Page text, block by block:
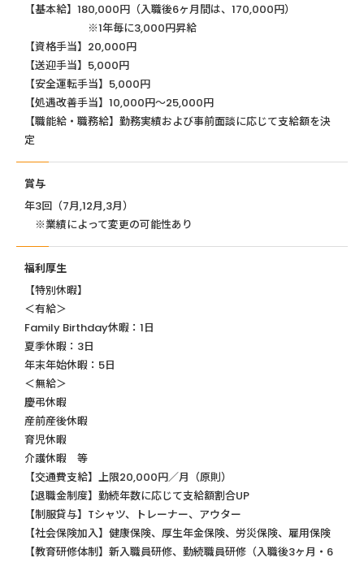
【基本給】180,000円（入職後6ヶ月間は、170,000円）
※1年毎に3,000円昇給
【資格手当】20,000円
【送迎手当】5,000円
【安全運転手当】5,000円
【処遇改善手当】10,000円～25,000円
【職能給・職務給】勤務実績および事前面談に応じて支給額を決
定
賞与
年3回（7月,12月,3月）
※業績によって変更の可能性あり
福利厚生
【特別休暇】
＜有給＞
Family Birthday休暇：1日
夏季休暇：3日
年末年始休暇：5日
＜無給＞
慶弔休暇
産前産後休暇
育児休暇
介護休暇 等
【交通費支給】上限20,000円／月（原則）
【退職金制度】勤続年数に応じて支給額割合UP
【制服貸与】Tシャツ、トレーナー、アウター
【社会保険加入】健康保険、厚生年金保険、労災保険、雇用保険
【教育研修体制】新入職員研修、勤続職員研修（入職後3ヶ月・6